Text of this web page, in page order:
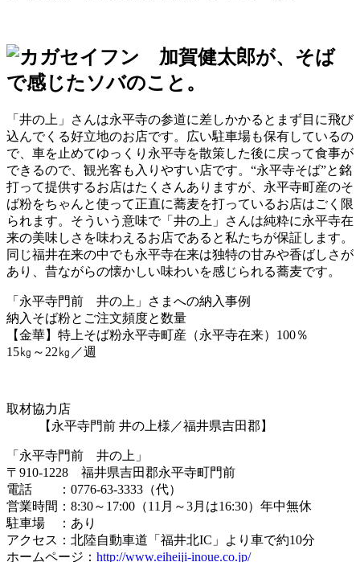
「井の上」さんは永平寺の参道に差しかかるとまず目に飛び
込んでくる好立地のお店です。広い駐車場も保有しているの
で、車を止めてゆっくり永平寺を散策した後に戻って食事が
できるので、観光客も入りやすい店です。“永平寺そば”と銘
打って提供するお店はたくさんありますが、永平寺町産のそ
ば粉をちゃんと使って正直に蕎麦を打っているお店はごく限
られます。そういう意味で「井の上」さんは純粋に永平寺在
来の美味しさを味わえるお店であると私たちが保証します。
同じ福井在来の中でも永平寺在来は独特の甘みや香ばしさが
あり、昔ながらの懐かしい味わいを感じられる蕎麦です。
「永平寺門前 井の上」さまへの納入事例
納入そば粉とご注文頻度と数量
【金華】特上そば粉永平寺町産（永平寺在来）100％
15㎏～22㎏／週
取材協力店
【永平寺門前 井の上様／福井県吉田郡】
「永平寺門前 井の上」
〒910-1228 福井県吉田郡永平寺町門前
電話 ：0776-63-3333（代）
営業時間：8:30～17:00（11月～3月は16:30）年中無休
駐車場 ：あり
アクセス：北陸自動車道「福井北IC」より車で約10分
ホームページ： http://www.eiheiji-inoue.co.jp/